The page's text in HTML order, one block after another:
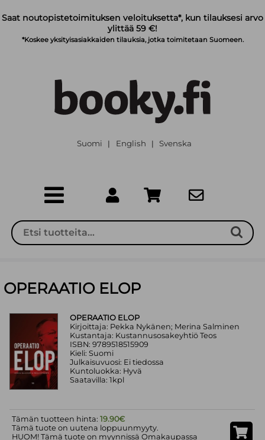
Saat noutopistetoimituksen veloituksetta*, kun tilauksesi arvo
ylittää 59 €!
*Koskee yksityisasiakkaiden tilauksia, jotka toimitetaan Suomeen.
Suomi | English | Svenska
OPERAATIO ELOP
OPERAATIO ELOP
Kirjoittaja: Pekka Nykänen; Merina Salminen
Kustantaja: Kustannusosakeyhtiö Teos
ISBN: 9789518515909
Kieli: Suomi
Julkaisuvuosi: Ei tiedossa
Kuntoluokka: Hyvä
Saatavilla: 1kpl
Tämän tuotteen hinta:19.90€
Tämä tuote on uutena loppuunmyyty.
HUOM! Tämä tuote on myynnissä Omakaupassa